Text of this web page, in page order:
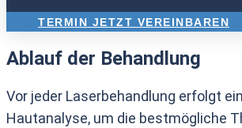
TERMIN JETZT VEREINBAREN
Ablauf der Behandlung
Vor jeder Laserbehandlung erfolgt
Hautanalyse, um die bestmögliche